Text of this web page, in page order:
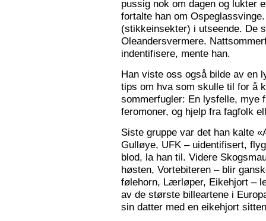
pussig nok om dagen og lukter
fortalte han om
(stikkeinsekter) i utseende. De
Oleandersvermere.
indentifisere, mente han.
Han viste oss også bilde av en
tips om hva som skulle til for å
sommerfugler: En lysfelle, mye
feromoner, og hjelp fra fagfolk
Siste gruppe var det han kalte
Gulløye, UFK – uidentifisert,
blod, la han til. Videre
høsten, Vortebiteren – blir
følehorn, Lærløper, Eikehjort –
av de største billeartene i
sin datter med en eikehjort